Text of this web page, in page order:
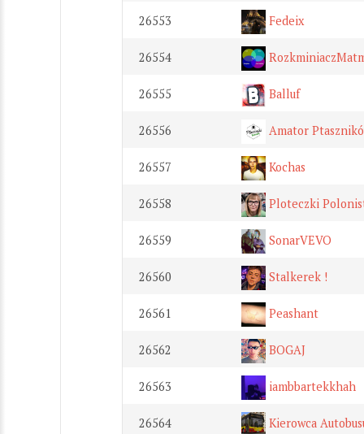
26553 Fedeix
26554
26555 Balluf
26556 Amator
26557 Kochas
26558 Ploteczki
26559 SonarVEVO
26560 Stalkerek !
26561 Peashant
26562 BOGAJ
26563 iambbartekkhah
26564 Kierowca